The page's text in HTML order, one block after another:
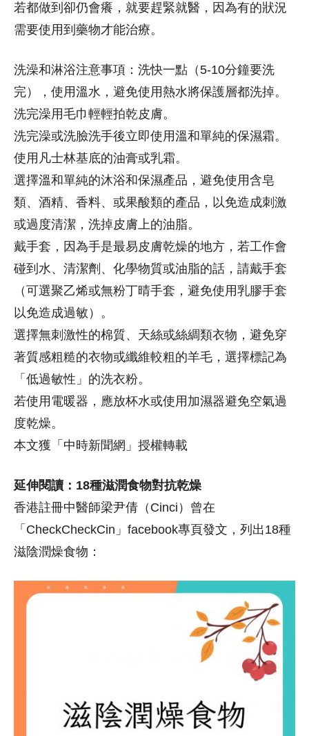
若都做到卻仍會癢，就要趕緊就醫，因為有的狀況
需要使用到藥物才能治療。
洗澡和淋浴注意事項：洗快一點（5-10分鐘要洗
完），使用溫水，避免使用熱水將保護層都洗掉。
洗完澡用毛巾輕輕拍乾皮膚。
洗完澡或洗臉洗手後立即使用溫和單純的保濕霜。
使用凡士林基底的油膏或乳霜。
選擇溫和單純的沐浴和保濕產品，避免使用含皂
類、酒精、香料、或果酸類的產品，以免造成刺激
或過度清潔，洗掉皮膚上的油脂。
戴手套，因為手是最易皮膚乾燥的地方，若工作會
碰到水、清潔劑、化學物質或油脂的話，請戴手套
（可選聚乙烯或無粉丁晴手套，避免使用乳膠手套
以免造成過敏）。
選擇無刺激性的棉質、天絲或絲綢類衣物，避免穿
著質感粗糙的衣物或纖維較粗的羊毛，選擇標記為
「低過敏性」的洗衣粉。
若使用電暖器，應放杯水或使用加濕器避免空氣過
度乾燥。
本文獲「中時新聞網」授權轉載
延伸閱讀：18種滋潤食物對抗乾燥
香港註冊中醫師梁尹倩（Cinci）曾在
「CheckCheckCin」facebook專頁發文，列出18種
滋陰潤燥食物：